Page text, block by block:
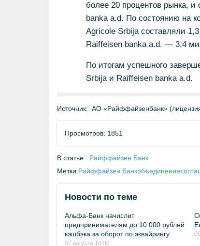
более 20 процентов рынка,
banka a.d. По состоянию на
Agricole Srbija составляли
Raiffeisen banka a.d. — 3,4
По итогам успешного
Srbija и Raiffeisen banka a.d.
Источник: АО «Райффайзенбанк»
Просмотров: 1851
В статье:
Райффайзен Банк
Метки:Райффайзен Банкобъединение
Новости по теме
Альфа-Банк начислит
предпринимателям до 10 000 рублей
кэшбэка за оборот по эквайрингу
07 августа 10:00